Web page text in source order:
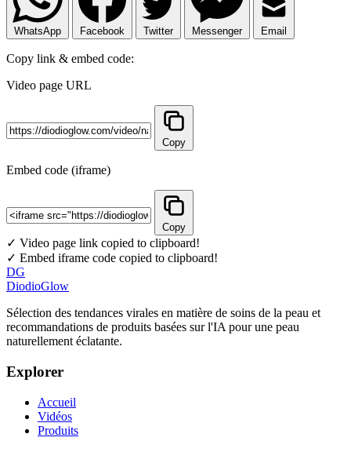
WhatsApp Facebook Twitter Messenger Email
Copy link & embed code:
Video page URL
Copy
Embed code (iframe)
Copy
✓ Video page link copied to clipboard!
✓ Embed iframe code copied to clipboard!
DG
DiodioGlow
Sélection des tendances virales en matière de soins de la peau et
recommandations de produits basées sur l'IA pour une peau
naturellement éclatante.
Explorer
Accueil
Vidéos
Produits